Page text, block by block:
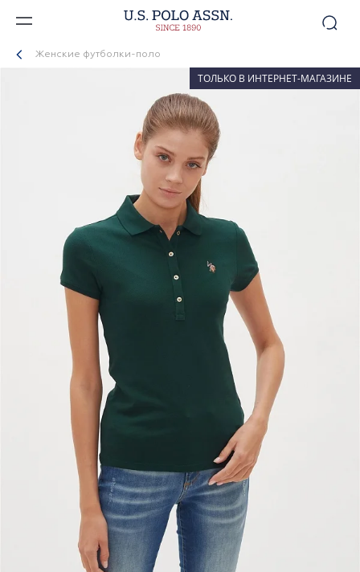
Женские футболки-поло
ТОЛЬКО В ИНТЕРНЕТ-МАГАЗИНЕ